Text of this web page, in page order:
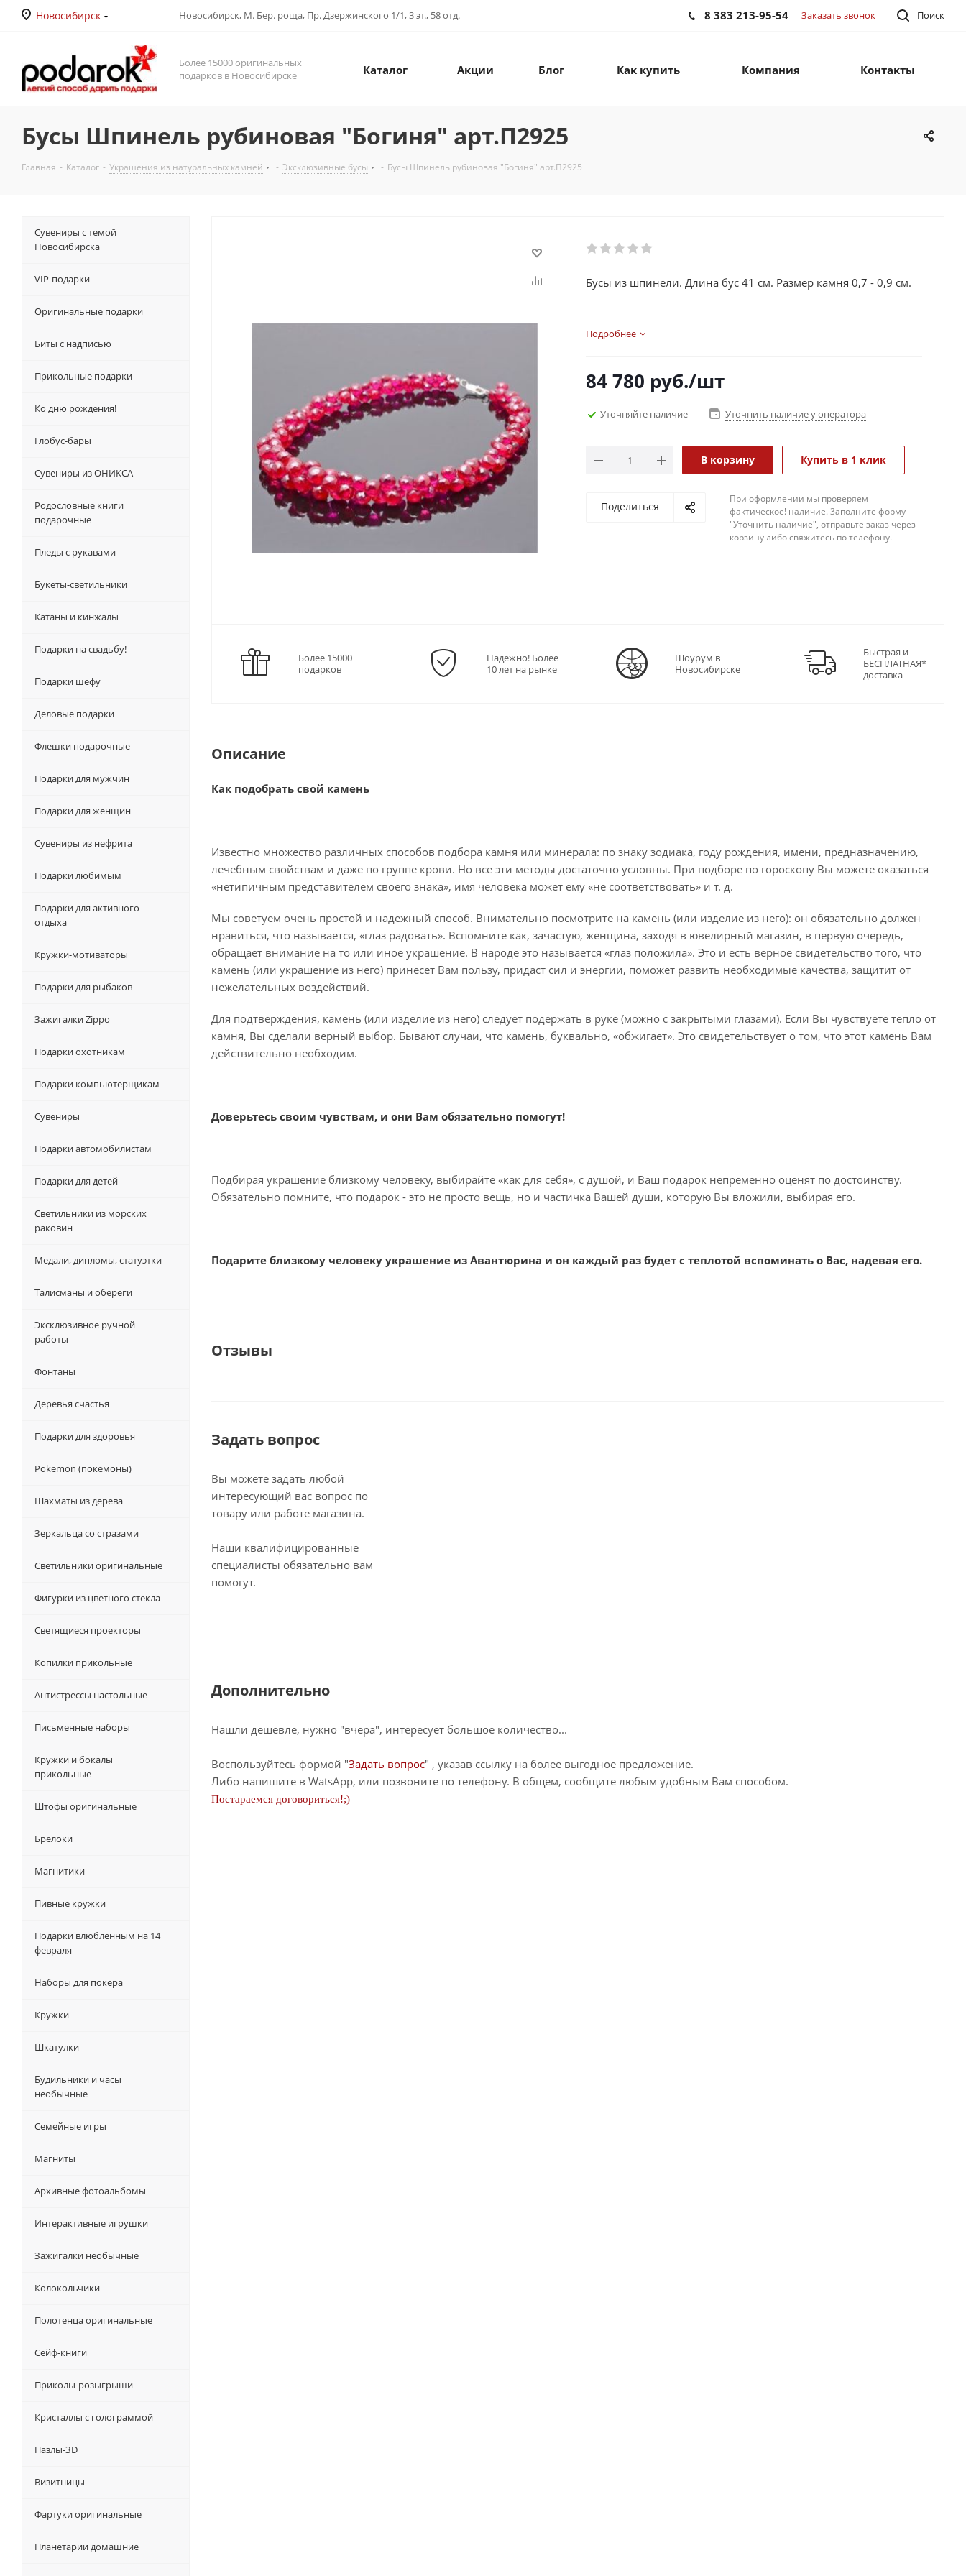
Новосибирск Новосибирск, М. Бер. роща, Пр. Дзержинского 1/1, 3 эт., 58 отд. Поиск
8 383 213-95-54 Заказать звонок
Более 15000 оригинальных
подарков в Новосибирске
Каталог Акции Блог Как купить Компания Контакты
Бусы Шпинель рубиновая "Богиня" арт.П2925
Главная - Каталог - Украшения из натуральных камней - Эксклюзивные бусы - Бусы Шпинель рубиновая "Богиня" арт.П2925
Бусы из шпинели. Длина бус 41 см. Размер камня 0,7 - 0,9 см.
Подробнее
84 780 руб./шт
Уточняйте наличие Уточнить наличие у оператора
В корзину Купить в 1 клик
Поделиться
При оформлении мы проверяем
фактическое! наличие. 3аполните форму
"Уточнить наличие", отправьте заказ через
корзину либо свяжитесь по телефону.
Более 15000
подарков
Надежно! Более
10 лет на рынке
Шоурум в
Новосибирске
Быстрая и
БЕСПЛАТНАЯ*
доставка
Описание
Как подобрать свой камень
Известно множество различных способов подбора камня или минерала: по знаку зодиака, году рождения, имени, предназначению,
лечебным свойствам и даже по группе крови. Но все эти методы достаточно условны. При подборе по гороскопу Вы можете оказаться
«нетипичным представителем своего знака», имя человека может ему «не соответствовать» и т. д.
Мы советуем очень простой и надежный способ. Внимательно посмотрите на камень (или изделие из него): он обязательно должен
нравиться, что называется, «глаз радовать». Вспомните как, зачастую, женщина, заходя в ювелирный магазин, в первую очередь,
обращает внимание на то или иное украшение. В народе это называется «глаз положила». Это и есть верное свидетельство того, что
камень (или украшение из него) принесет Вам пользу, придаст сил и энергии, поможет развить необходимые качества, защитит от
нежелательных воздействий.
Для подтверждения, камень (или изделие из него) следует подержать в руке (можно с закрытыми глазами). Если Вы чувствуете тепло от
камня, Вы сделали верный выбор. Бывают случаи, что камень, буквально, «обжигает». Это свидетельствует о том, что этот камень Вам
действительно необходим.
Доверьтесь своим чувствам, и они Вам обязательно помогут!
Подбирая украшение близкому человеку, выбирайте «как для себя», с душой, и Ваш подарок непременно оценят по достоинству.
Обязательно помните, что подарок - это не просто вещь, но и частичка Вашей души, которую Вы вложили, выбирая его.
Подарите близкому человеку украшение из Авантюрина и он каждый раз будет с теплотой вспоминать о Вас, надевая его.
Отзывы
Задать вопрос
Вы можете задать любой
интересующий вас вопрос по
товару или работе магазина.
Наши квалифицированные
специалисты обязательно вам
помогут.
Дополнительно
Нашли дешевле, нужно "вчера", интересует большое количество...
Воспользуйтесь формой "Задать вопрос" , указав ссылку на более выгодное предложение.
Либо напишите в WatsApp, или позвоните по телефону. В общем, сообщите любым удобным Вам способом.
Постараемся договориться!;)
Сувениры с темой
Новосибирска
VIP-подарки
Оригинальные подарки
Биты с надписью
Прикольные подарки
Ко дню рождения!
Глобус-бары
Сувениры из ОНИКСА
Родословные книги
подарочные
Пледы с рукавами
Букеты-светильники
Катаны и кинжалы
Подарки на свадьбу!
Подарки шефу
Деловые подарки
Флешки подарочные
Подарки для мужчин
Подарки для женщин
Сувениры из нефрита
Подарки любимым
Подарки для активного
отдыха
Кружки-мотиваторы
Подарки для рыбаков
Зажигалки Zippo
Подарки охотникам
Подарки компьютерщикам
Сувениры
Подарки автомобилистам
Подарки для детей
Светильники из морских
раковин
Медали, дипломы, статуэтки
Талисманы и обереги
Эксклюзивное ручной
работы
Фонтаны
Деревья счастья
Подарки для здоровья
Pokemon (покемоны)
Шахматы из дерева
Зеркальца со стразами
Светильники оригинальные
Фигурки из цветного стекла
Светящиеся проекторы
Копилки прикольные
Антистрессы настольные
Письменные наборы
Кружки и бокалы
прикольные
Штофы оригинальные
Брелоки
Магнитики
Пивные кружки
Подарки влюбленным на 14
февраля
Наборы для покера
Кружки
Шкатулки
Будильники и часы
необычные
Семейные игры
Магниты
Архивные фотоальбомы
Интерактивные игрушки
Зажигалки необычные
Колокольчики
Полотенца оригинальные
Сейф-книги
Приколы-розыгрыши
Кристаллы с голограммой
Пазлы-ЗD
Визитницы
Фартуки оригинальные
Планетарии домашние